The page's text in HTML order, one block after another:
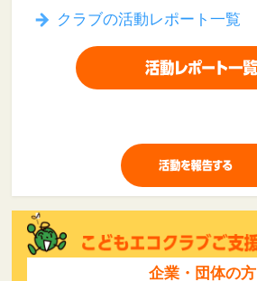
クラブの活動レポート一覧
企業・団体の方